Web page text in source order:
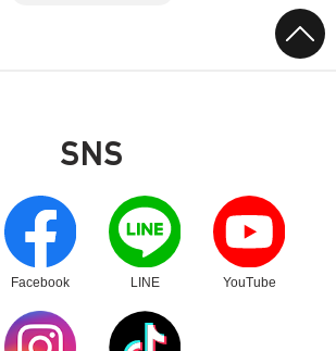
SNS
Facebook
別ウィンドウリンク
LINE
別ウィンドウリンク
YouTube
別ウィンドウリンク
別ウィンドウリンク別ウィンドウリンク